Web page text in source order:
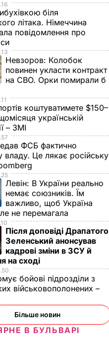
біля
літака. Німеччина
повідомлення про
Невзоров: Колобок
повинен укласти контракт
на СВО. Орки помирали б
коштуватимете $150–
українській
– ЗМІ
ФСБ фактично
владу. Це лякає російську
Левін: В України реально
немає союзників. Їм
важливо, щоб Україна
не перемагала
Після доповіді Драпатого
Зеленський анонсував
кадрові зміни в ЗСУ й
на сході
бойові підрозділи з
військовополонених –
Більше новин
В БУЛЬВАРІ